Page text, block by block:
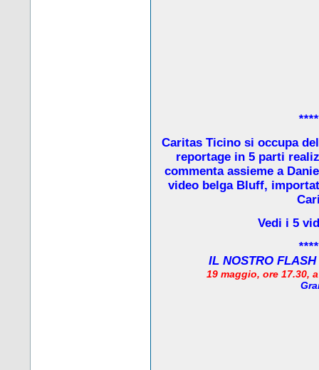
Caritas Ticino si occupa
reportage in 5 parti
commenta assieme a
video belga Bluff,
Vedi i 5
IL NOSTRO
19 maggio, ore 17.30,